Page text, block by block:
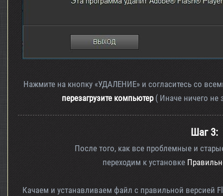
Нажмите на кнопку «УДАЛЕНИЕ» и согласитесь со
перезагрузите компьютер( Иначе ничего не
Шаг 3:
После того, как все проблемные и
переходим к установке
Качаем и устанавливаем файл с правильной версией